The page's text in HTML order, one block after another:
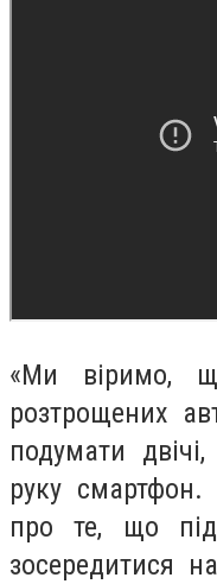
«Ми віримо,
розтрощених
подумати
руку
про те, що під
зосередитися